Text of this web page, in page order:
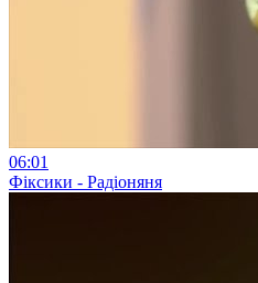
06:01
Фіксики - Радіоняня